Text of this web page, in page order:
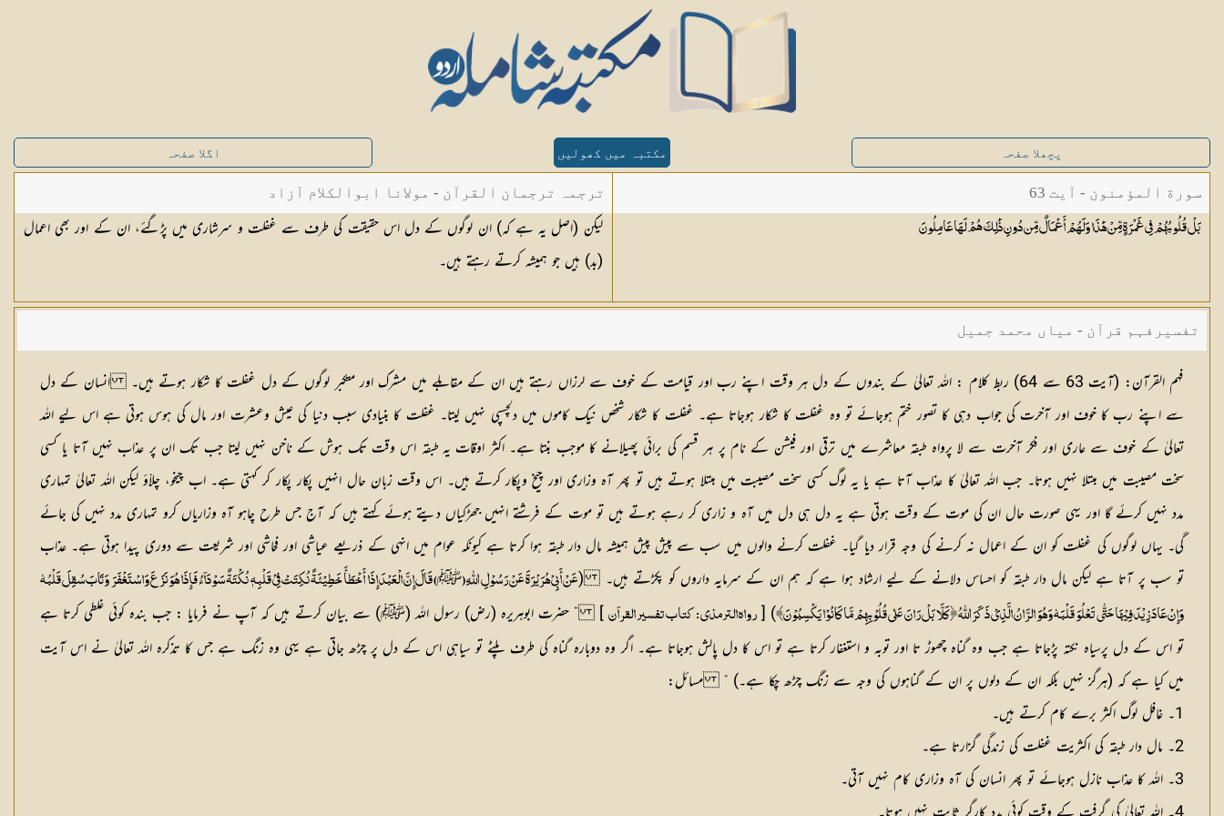
پچھلا صفحہ مکتبہ میں کھولیں اگلا صفحہ
سورة المؤمنون - آیت 63
بَلْ قُلُوبُهُمْ فِي غَمْرَةٍ مِّنْ هَٰذَا وَلَهُمْ أَعْمَالٌ مِّن دُونِ ذَٰلِكَ هُمْ لَهَاعَامِلُونَ
ترجمہ ترجمان القرآن - مولانا ابوالکلام آزاد
لیکن (اصل یہ ہے کہ) ان لوگوں کے دل اس حقیقت کی طرف سے غفلت و سرشاری میں پڑگئے، ان کے اور بھی اعمال
(بد) ہیں جو ہمیشہ کرتے رہتے ہیں۔
تفسیرفہم قرآن - میاں محمد جمیل
فہم القرآن: (آیت 63 سے 64) ربط کلام :اللہ تعالیٰ کے بندوں کے دل ہر وقت اپنے رب اور قیامت کے خوف سے لرزاں رہتے ہیں ان کے مقابلے میں مشرک اور متکبر لوگوں کے دل غفلت کا شکار ہوتے ہیں۔ انسان کے دل
سے اپنے رب کا خوف اور آخرت کی جواب دہی کا تصور ختم ہوجائے تو وہ غفلت کا شکار ہوجاتا ہے۔ غفلت کا شکار شخص نیک کاموں میں دلچسپی نہیں لیتا۔ غفلت کا بنیادی سبب دنیا کی عیش وعشرت اور مال کی ہوس ہوتی ہے اس لیے اللہ
تعالیٰ کے خوف سے عاری اور فکر آخرت سے لا پرواہ طبقہ معاشرے میں ترقی اور فیشن کے نام پر ہر قسم کی برائی پھیلانے کا موجب بنتا ہے۔ اکثر اوقات یہ طبقہ اس وقت تک ہوش کے ناخن نہیں لیتا جب تک ان پر عذاب نہیں آتا یا کسی
سخت مصیبت میں مبتلا نہیں ہوتا۔ جب اللہ تعالیٰ کا عذاب آتا ہے یا یہ لوگ کسی سخت مصیبت میں مبتلا ہوتے ہیں تو پھر آہ وزاری اور چیخ وپکار کرتے ہیں۔ اس وقت زبان حال انہیں پکار پکار کر کہتی ہے۔ اب چیخو، چلاّؤ لیکن اللہ تعالیٰ تمہاری
مدد نہیں کرئے گا اور یہی صورت حال ان کی موت کے وقت ہوتی ہے یہ دل ہی دل میں آہ و زاری کر رہے ہوتے ہیں تو موت کے فرشتے انہیں جھڑکیاں دیتے ہوئے کہتے ہیں کہ آج جس طرح چاہو آہ وزاریاں کرو تمہاری مدد نہیں کی جائے
گی۔ یہاں لوگوں کی غفلت کو ان کے اعمال نہ کرنے کی وجہ قرار دیا گیا۔ غفلت کرنے والوں میں سب سے پیش پیش ہمیشہ مال دار طبقہ ہوا کرتا ہے کیونکہ عوام میں انہی کے ذریعے عیاشی اور فحاشی اور شریعت سے دوری پیدا ہوتی ہے۔ عذاب
تو سب پر آتا ہے لیکن مال دار طبقہ کو احساس دلانے کے لیے ارشاد ہوا ہے کہ ہم ان کے سرمایہ داروں کو پکڑتے ہیں۔ (عَنْ أَبِیْ ھُرَیْرَۃَ عَنْ رَسُوْلِ اللّٰہِ (ﷺ) قَالَ إِنَّ الْعَبْدَ إِذَا أَخْطَأَ خَطِیْئَۃً نُکِتَتْ فِیْ قَلْبِہٖ نُکْتَۃٌ سَوْدَآءُ فَإِذَا ھُوَ نَزَعَ وَاسْتَغْفَرَ وَتَابَ سُقِلَ قَلْبُہٗ
وَإِنْ عَادَ زِیْدَ فِیْھَا حَتّٰی تَعْلُوَ قَلْبَہٗ وَھُوَ الرَّانُ الَّذِیْ ذَکَرَ اللّٰہُ ﴿کَلَّا بَلْ رَانَ عَلٰی قُلُوْبِھِمْ مَّاکَانُوْا یَکْسِبُوْنَ﴾) [ رواہ الترمذی : کتاب تفسیر القرآن ] ” حضرت ابوہریرہ (رض) رسول اللہ (ﷺ) سے بیان کرتے ہیں کہ آپ نے فرمایا : جب بندہ کوئی غلطی کرتا ہے
تو اس کے دل پرسیاہ نکتہ پڑجاتا ہے جب وہ گناہ چھوڑ تا اور توبہ و استغفار کرتا ہے تو اس کا دل پالش ہوجاتا ہے۔ اگر وہ دوبارہ گناہ کی طرف پلٹے تو سیاہی اس کے دل پر چڑھ جاتی ہے یہی وہ زنگ ہے جس کا تذکرہ اللہ تعالیٰ نے اس آیت
میں کیا ہے کہ (ہرگز نہیں بلکہ ان کے دلوں پر ان کے گناہوں کی وجہ سے زنگ چڑھ چکا ہے۔) “مسائل:
1۔ غافل لوگ اکثر برے کام کرتے ہیں۔
2۔ مال دار طبقہ کی اکثریت غفلت کی زندگی گزارتا ہے۔
3۔ اللہ کا عذاب نازل ہوجائے تو پھر انسان کی آہ وزاری کام نہیں آتی۔